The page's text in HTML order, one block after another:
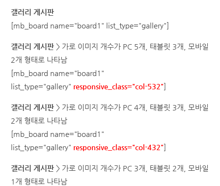
갤러리 게시판
[mb_board name="board1 " list_type="gallery"]
갤러리 게시판 > 가로 이미지 개수가 PC 5개, 태블릿 3개, 모바일
2개 형태로 나타남
[mb_board name="board1 "
list_type="gallery" responsive_class="col-532"]
갤러리 게시판 > 가로 이미지 개수가 PC 4개, 태블릿 3개, 모바일
2개 형태로 나타남
[mb_board name="board1 "
list_type="gallery" responsive_class="col-432"]
갤러리 게시판 > 가로 이미지 개수가 PC 3개, 태블릿 2개, 모바일
1개 형태로 나타남